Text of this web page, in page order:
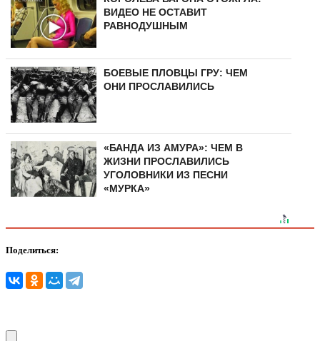
ВИДЕО НЕ ОСТАВИТ
РАВНОДУШНЫМ
БОЕВЫЕ ПЛОВЦЫ ГРУ: ЧЕМ
ОНИ ПРОСЛАВИЛИСЬ
«БАНДА ИЗ АМУРА»: ЧЕМ В
ЖИЗНИ ПРОСЛАВИЛИСЬ
УГОЛОВНИКИ ИЗ ПЕСНИ
«МУРКА»
Поделиться: